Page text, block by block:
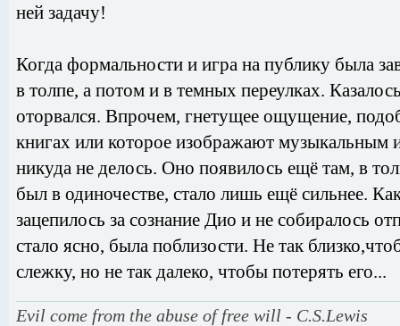
ней задачу!
Когда формальности и игра на публику была
в толпе, а потом и в темных переулках.
оторвался. Впрочем, гнетущее ощущение,
книгах или которое изображают музыкальным
никуда не делось. Оно появилось ещё там, в
был в одиночестве, стало лишь ещё сильнее.
зацепилось за сознание Дио и не собиралось
стало ясно, была поблизости. Не так
слежку, но не так далеко, чтобы потерять его...
Evil come from the abuse of free will - C.S.Lewis